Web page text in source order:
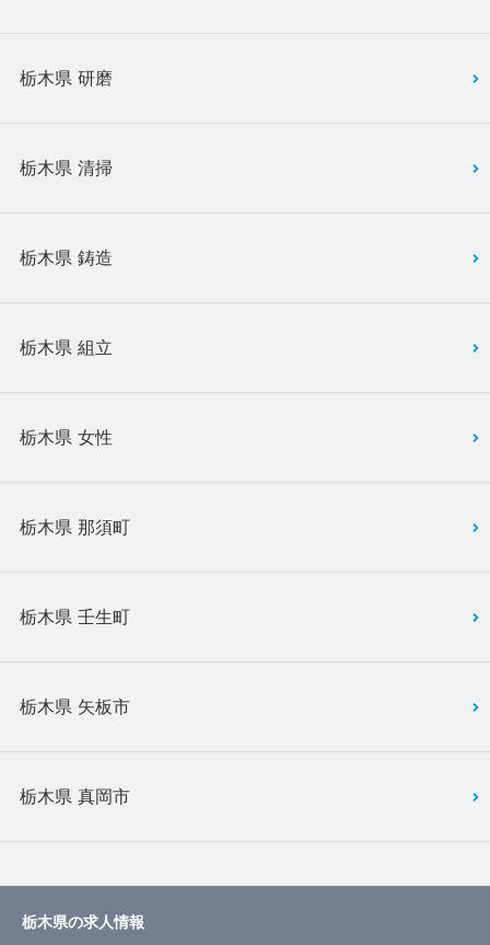
栃木県 研磨
栃木県 清掃
栃木県 鋳造
栃木県 組立
栃木県 女性
栃木県 那須町
栃木県 壬生町
栃木県 矢板市
栃木県 真岡市
栃木県の求人情報